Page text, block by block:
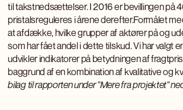
til takstnedsættelser. I 2016 er bevillingen på
pristalsreguleres i årene derefter.Formålet
at afdække, hvilke grupper af aktører på og
som har fået andel i dette tilskud. Vi har valgt
udvikler indikatorer på betydningen af
baggrund af en kombination af kvalitative og
bilag til rapporten under "Mere fra projektet"